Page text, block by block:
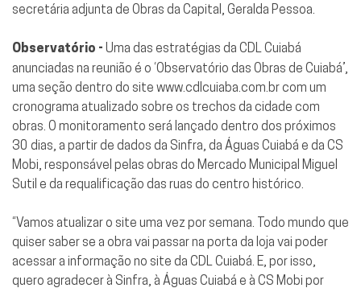
secretária adjunta de Obras da Capital, Geralda Pessoa.
Observatório - Uma das estratégias da CDL Cuiabá
anunciadas na reunião é o ‘Observatório das Obras de Cuiabá’,
uma seção dentro do site www.cdlcuiaba.com.br com um
cronograma atualizado sobre os trechos da cidade com
obras. O monitoramento será lançado dentro dos próximos
30 dias, a partir de dados da Sinfra, da Águas Cuiabá e da CS
Mobi, responsável pelas obras do Mercado Municipal Miguel
Sutil e da requalificação das ruas do centro histórico.
“Vamos atualizar o site uma vez por semana. Todo mundo que
quiser saber se a obra vai passar na porta da loja vai poder
acessar a informação no site da CDL Cuiabá. E, por isso,
quero agradecer à Sinfra, à Águas Cuiabá e à CS Mobi por